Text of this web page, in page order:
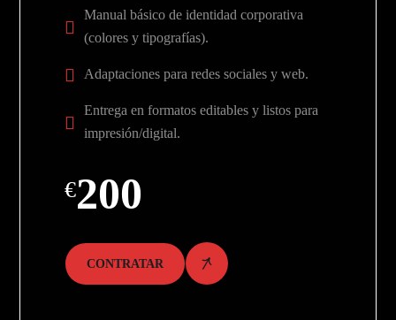
Manual básico de identidad corporativa
(colores y tipografías).
Adaptaciones para redes sociales y web.
Entrega en formatos editables y listos para
impresión/digital.
€200
CONTRATAR